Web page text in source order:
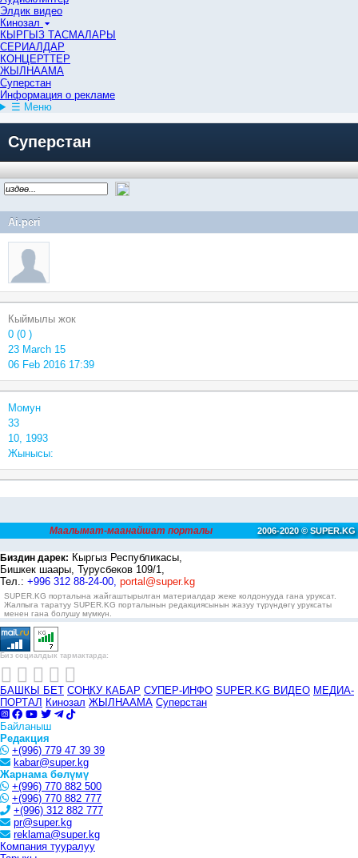
Элдик видео
Кинозал
КЫРГЫЗ ТАСМАЛАРЫ
СЕРИАЛДАР
КОНЦЕРТТЕР
ЖЫЛНААМА
Суперстан
Информация о рекламе
☰ Меню
Суперстан
Ai.peri
Кыймылы жок
0 (0 )
23 March 15
06 Feb 2016 17:39
Момун
33
10, 1993
Жынысы:
Маалымат-маанайшат порталы 2006-2020 © SUPER.KG
Биздин дарек: Кыргыз Республикасы,
Бишкек шаары, Турусбеков 109/1,
Тел.: +996 312 88-24-00, portal@super.kg
SUPER.KG порталына жайгаштырылган материалдар жеке колдонууда гана уруксат.
Жалпыга таратуу SUPER.KG порталынын редакциясынын жазуу түрүндөгү уруксаты
менен гана болушу мүмкүн.
Биз социалдык тармактарда:
БАШКЫ БЕТ СОҢКУ КАБАР СУПЕР-ИНФО SUPER.KG ВИДЕО МЕДИА-
ПОРТАЛ Кинозал ЖЫЛНААМА Суперстан
Байланыш
Редакция
+(996) 779 47 39 39
kabar@super.kg
Жарнама бөлүмү
+(996) 770 882 500
+(996) 770 882 777
+(996) 312 882 777
pr@super.kg
reklama@super.kg
Компания тууралуу